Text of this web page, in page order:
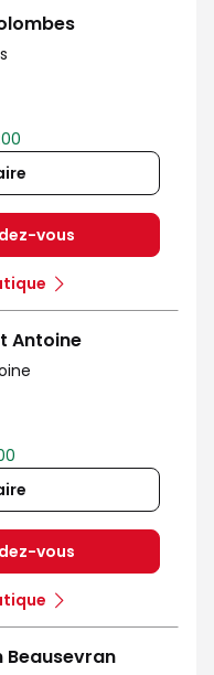
vous
Antoine
vous
Beausevran